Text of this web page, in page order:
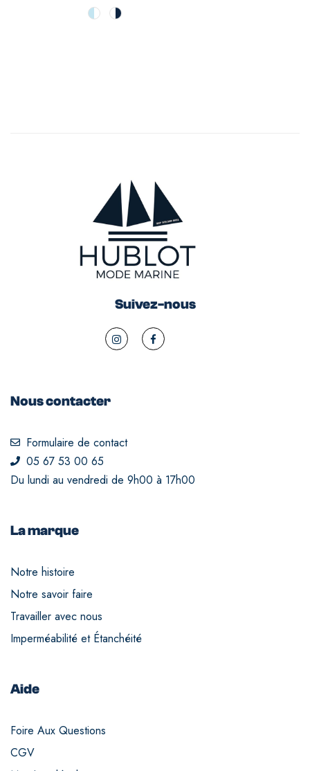
Suivez-nous
Nous contacter
Formulaire de contact
05 67 53 00 65
Du lundi au vendredi de 9h00 à 17h00
La marque
Notre histoire
Notre savoir faire
Travailler avec nous
Imperméabilité et Étanchéité
Aide
Foire Aux Questions
CGV